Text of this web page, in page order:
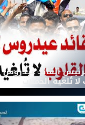
القائد عيدروس
تُلغيه الحملات